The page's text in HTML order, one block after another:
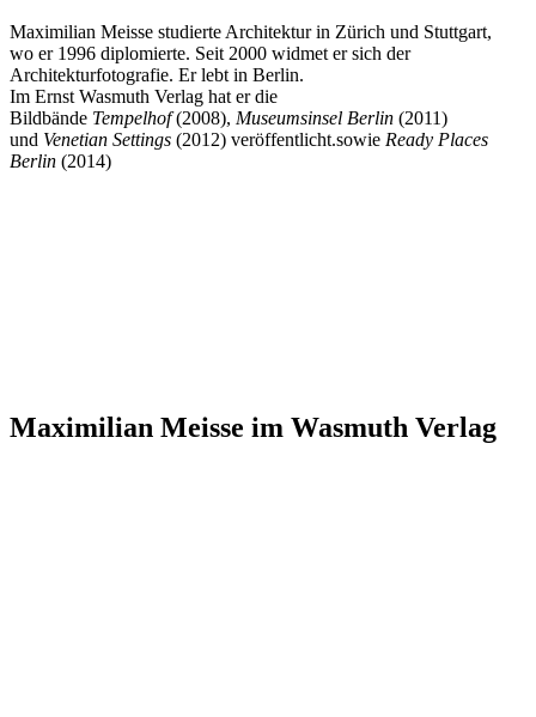
Maximilian Meisse studierte Architektur in Zürich und Stuttgart,
wo er 1996 diplomierte. Seit 2000 widmet er sich der
Architekturfotografie. Er lebt in Berlin.
Im Ernst Wasmuth Verlag hat er die
Bildbände Tempelhof(2008), Museumsinsel Berlin (2011)
und Venetian Settings (2012) veröffentlicht.sowie Ready Places
Berlin (2014)
Maximilian Meisse im Wasmuth Verlag